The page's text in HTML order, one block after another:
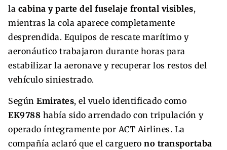
la cabina y parte del fuselaje frontal visibles,
mientras la cola aparece completamente
desprendida. Equipos de rescate marítimo y
aeronáutico trabajaron durante horas para
estabilizar la aeronave y recuperar los restos del
vehículo siniestrado.
Según Emirates, el vuelo identificado como
EK9788 había sido arrendado con tripulación y
operado íntegramente por ACT Airlines. La
compañía aclaró que el carguero no transportaba